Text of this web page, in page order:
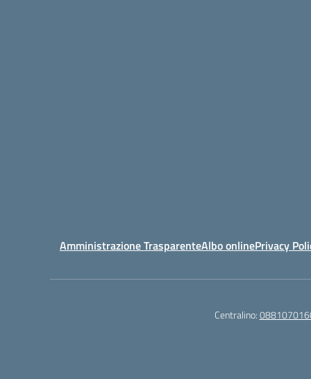
Amministrazione TrasparenteAlbo onlinePrivacy
Centralino: